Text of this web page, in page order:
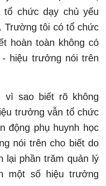
chức dạy chủ yếu
Trường tôi có tổ chức
hoàn toàn không có
- hiệu trưởng nói trên
vì sao biết rõ không
trưởng vẫn tổ chức
động phụ huynh học
nói trên cho biết do
lại phần trăm quản lý
một số hiệu trưởng